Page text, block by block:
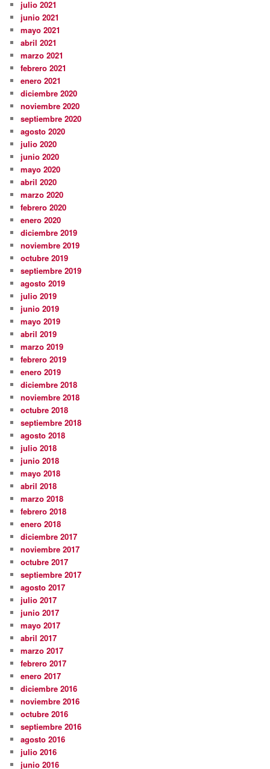
julio 2021
junio 2021
mayo 2021
abril 2021
marzo 2021
febrero 2021
enero 2021
diciembre 2020
noviembre 2020
septiembre 2020
agosto 2020
julio 2020
junio 2020
mayo 2020
abril 2020
marzo 2020
febrero 2020
enero 2020
diciembre 2019
noviembre 2019
octubre 2019
septiembre 2019
agosto 2019
julio 2019
junio 2019
mayo 2019
abril 2019
marzo 2019
febrero 2019
enero 2019
diciembre 2018
noviembre 2018
octubre 2018
septiembre 2018
agosto 2018
julio 2018
junio 2018
mayo 2018
abril 2018
marzo 2018
febrero 2018
enero 2018
diciembre 2017
noviembre 2017
octubre 2017
septiembre 2017
agosto 2017
julio 2017
junio 2017
mayo 2017
abril 2017
marzo 2017
febrero 2017
enero 2017
diciembre 2016
noviembre 2016
octubre 2016
septiembre 2016
agosto 2016
julio 2016
junio 2016